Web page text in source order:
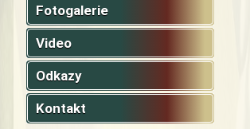
Fotogalerie
Video
Odkazy
Kontakt